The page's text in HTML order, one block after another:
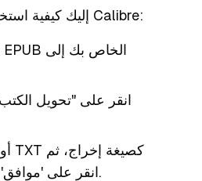
إليك كيفية استخراج النص باستخدام Calibre:
انقر على "تحويل
انقر على 'موافق' لبدء التحويل.